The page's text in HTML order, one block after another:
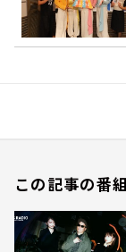
この記事の番